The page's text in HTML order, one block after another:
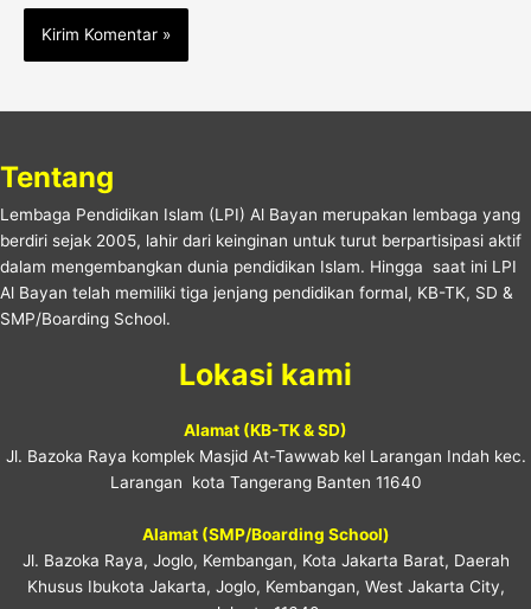
Tentang
Lembaga Pendidikan Islam (LPI) Al Bayan merupakan lembaga yang
berdiri sejak 2005, lahir dari keinginan untuk turut berpartisipasi aktif
dalam mengembangkan dunia pendidikan Islam. Hingga saat ini LPI
Al Bayan telah memiliki tiga jenjang pendidikan formal, KB-TK, SD &
SMP/Boarding School.
Lokasi kami
Alamat (KB-TK & SD)
Jl. Bazoka Raya komplek Masjid At-Tawwab kel Larangan Indah kec.
Larangan kota Tangerang Banten 11640
Alamat (SMP/Boarding School)
Jl. Bazoka Raya, Joglo, Kembangan, Kota Jakarta Barat, Daerah
Khusus Ibukota Jakarta, Joglo, Kembangan, West Jakarta City,